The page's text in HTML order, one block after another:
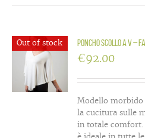
Out of stock Poncho scollo a V –
€92.00
Modello morbido
la cucitura sulle
in totale